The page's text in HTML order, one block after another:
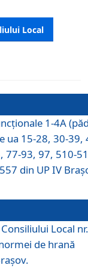
Local
1-4A
ua 15-28, 30-39,
77-93, 97, 510-
din UP IV
Local nr.
de hrană